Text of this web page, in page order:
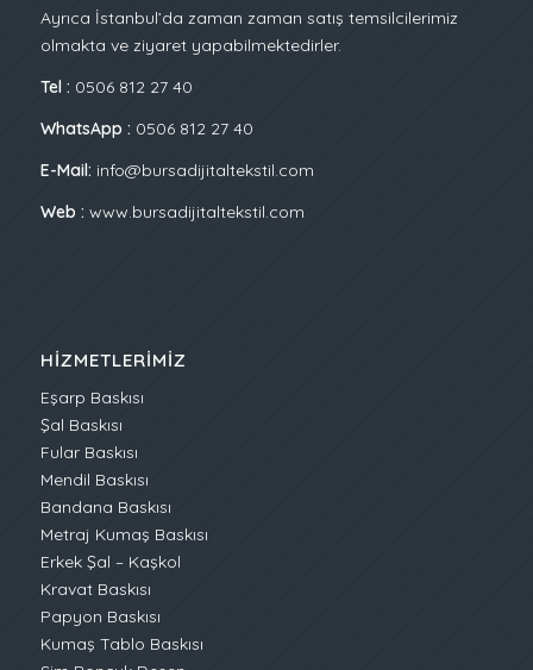
Ayrıca İstanbul’da zaman zaman satış temsilcilerimiz
olmakta ve ziyaret yapabilmektedirler.
Tel : 0506 812 27 40
WhatsApp : 0506 812 27 40
E-Mail: info@bursadijitaltekstil.com
Web : www.bursadijitaltekstil.com
HIZMETLERIMIZ
Eşarp Baskısı
Şal Baskısı
Fular Baskısı
Mendil Baskısı
Bandana Baskısı
Metraj Kumaş Baskısı
Erkek Şal – Kaşkol
Kravat Baskısı
Papyon Baskısı
Kumaş Tablo Baskısı